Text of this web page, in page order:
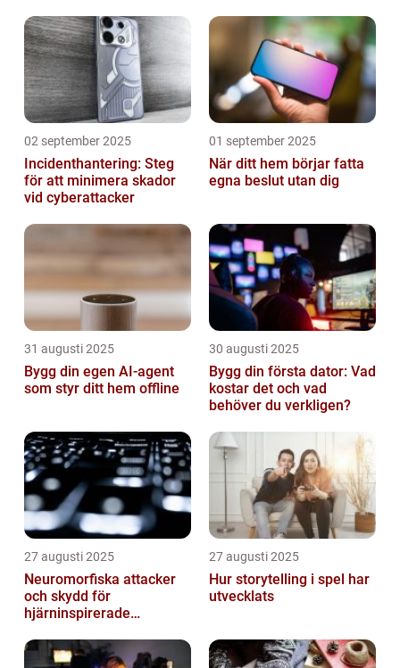
02 september 2025
Incidenthantering: Steg
för att minimera skador
vid cyberattacker
01 september 2025
När ditt hem börjar fatta
egna beslut utan dig
31 augusti 2025
Bygg din egen AI-agent
som styr ditt hem offline
30 augusti 2025
Bygg din första dator: Vad
kostar det och vad
behöver du verkligen?
27 augusti 2025
Neuromorfiska attacker
och skydd för
hjärninspirerade
27 augusti 2025
Hur storytelling i spel har
utvecklats